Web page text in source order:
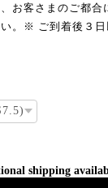
お客さまのご都合
。※ ご到着後３日
shipping